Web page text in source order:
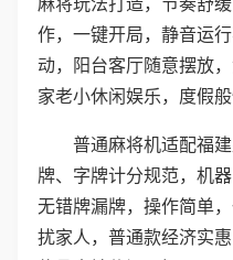
作，一键开局，静音运
动，阳台客厅随意摆放
家老小休闲娱乐，度假般
普通麻将机适配福
牌、字牌计分规范，机
无错牌漏牌，操作简单
扰家人，普通款经济实